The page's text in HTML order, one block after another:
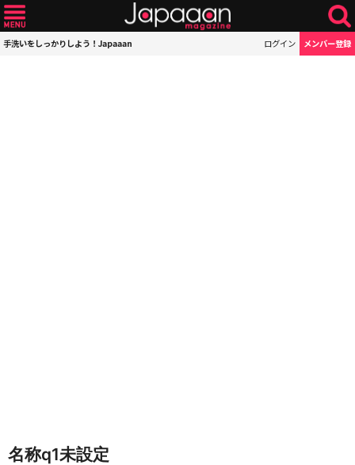
手洗いをしっかりしよう！Japaaan ログイン メンバー登録
名称q1未設定